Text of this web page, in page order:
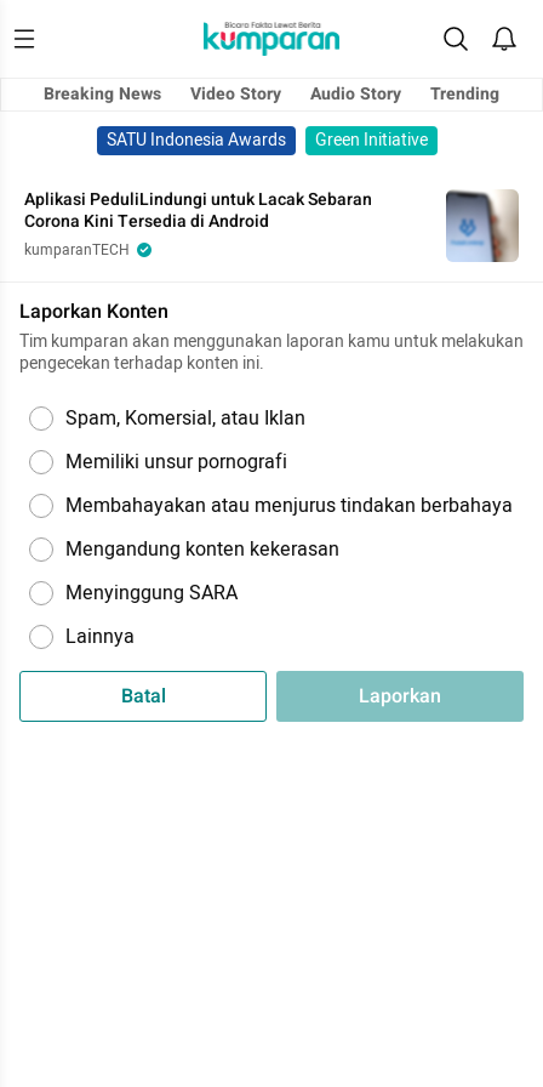
Breaking News Video Story Audio Story
Trending
SATU Indonesia Awards
Green Initiative
Aplikasi PeduliLindungi untuk Lacak Sebaran
Corona Kini Tersedia di Android
kumparanTECH
Laporkan Konten
Tim kumparan akan menggunakan laporan kamu untuk melakukan
pengecekan terhadap konten ini.
Spam, Komersial, atau Iklan
Memiliki unsur pornografi
Membahayakan atau menjurus tindakan berbahaya
Mengandung konten kekerasan
Menyinggung SARA
Lainnya
Batal Laporkan